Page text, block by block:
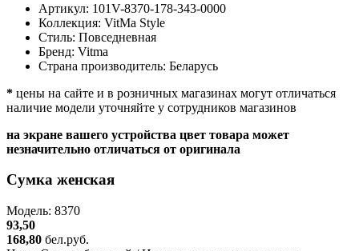
Артикул: 101V-8370-178-343-0000
Коллекция: VitMa Style
Стиль: Повседневная
Бренд: Vitma
Страна производитель: Беларусь
* цены на сайте и в розничных магазинах могут отличаться
наличие модели уточняйте у сотрудников магазинов
на экране вашего устройства цвет товара может
незначительно отличаться от оригинала
Сумка женская
Модель: 8370
93,50
168,80 бел.руб.